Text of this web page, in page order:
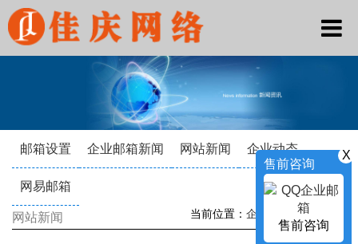
邮箱设置 企业邮箱新闻 网站新闻 企业动态
网易邮箱
网站新闻 当前位置： 企业邮箱 ->新闻资讯
X
售前咨询
售前咨询